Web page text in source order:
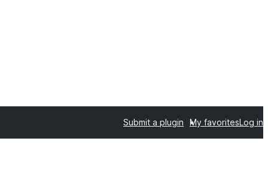
Submit a plugin My favoritesLog in